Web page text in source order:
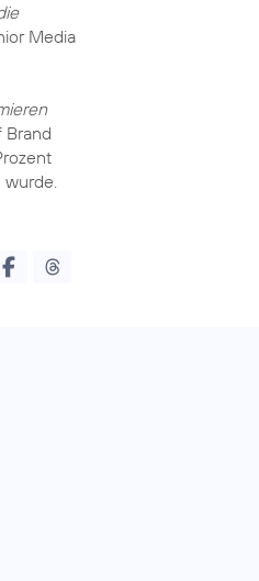
Media
Brand
wurde.